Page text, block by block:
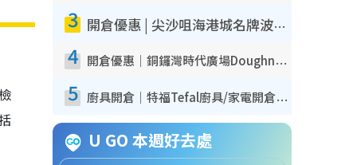
3 開倉優惠 | 尖沙咀海港城名牌波鞋開倉低至1折！On鞋$899起／Joy&Peace鞋履$98起
4 開倉優惠｜銅鑼灣時代廣場Doughnut/Campo Marzio開倉低至1折！背囊、書包、手袋劈價$200起
5 廚具開倉｜特福Tefal廚具/家電開倉低至3折！$220起買平底鍋/炒鑊/湯煲！電飯煲/吸塵機/燙斗$418起
U GO 本週好去處